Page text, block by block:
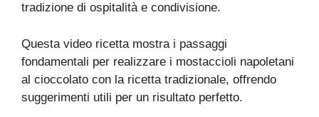
tradizione di ospitalità e condivisione.
Questa video ricetta mostra i passaggi
fondamentali per realizzare i mostaccioli napoletani
al cioccolato con la ricetta tradizionale, offrendo
suggerimenti utili per un risultato perfetto.